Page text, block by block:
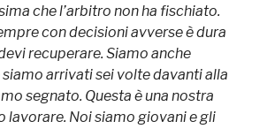
che l’arbitro non ha fischiato.
con decisioni avverse è dura
recuperare. Siamo anche
arrivati sei volte davanti alla
segnato. Questa è una nostra
lavorare. Noi siamo giovani e gli